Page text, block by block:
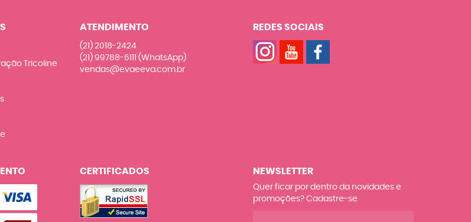
Tricoline
ATENDIMENTO
(21) 2018-2424
(21) 99788-6111 (WhatsApp)
vendas@evaeeva.com.br
REDES SOCIAIS
CERTIFICADOS NEWSLETTER
Quer ficar por dentro da novidades e
promoções? Cadastre-se